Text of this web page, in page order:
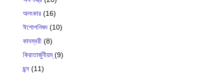
অলংকার (16)
ঈশোপনিষদ (10)
কাদম্বরী (8)
কিরাতার্জুনীয়ম্(9)
ছন্দ (11)